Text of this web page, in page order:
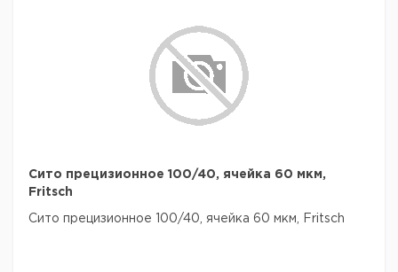
Сито прецизионное 100/40, ячейка 60 мкм,
Fritsch
Сито прецизионное 100/40, ячейка 60 мкм, Fritsch